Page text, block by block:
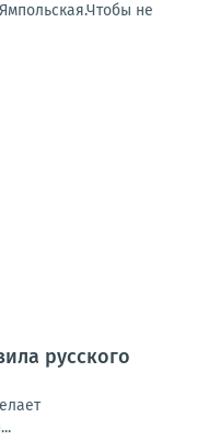
не
русского